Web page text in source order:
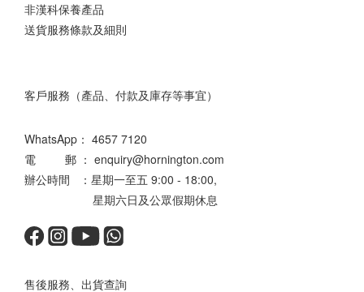
非漢科保養產品
送貨服務條款及細則
客戶服務（產品、付款及庫存等事宜）
WhatsApp： 4657 7120
電 郵 ： enquiry@hornington.com
辦公時間 ：星期一至五 9:00 - 18:00,
星期六日及公眾假期休息
售後服務、出貨查詢